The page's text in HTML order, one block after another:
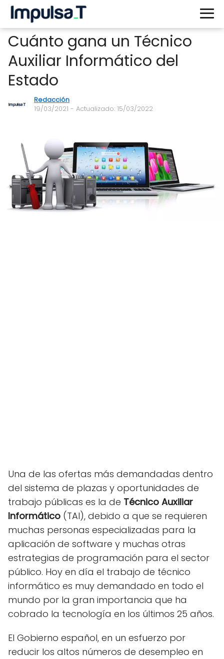
Cuánto gana un Técnico
Auxiliar Informático del
Estado
Redacción
19/03/2021 - Actualizado: 15/03/2022
Una de las ofertas más demandadas dentro
del sistema de plazas y oportunidades de
trabajo públicas es la de Técnico Auxiliar
Informático (TAI), debido a que se requieren
muchas personas especializadas para la
aplicación de software y muchas otras
estrategias de programación para el sector
público. Hoy en día el trabajo de técnico
informático es muy demandado en todo el
mundo por la gran importancia que ha
cobrado la tecnología en los últimos 25 años.
El Gobierno español, en un esfuerzo por
reducir los altos números de desempleo en